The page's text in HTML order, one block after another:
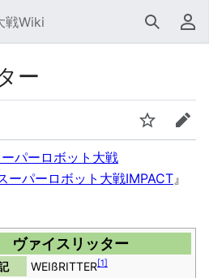
戦Wiki 検索 利
ー
ウォッチ編集
パーロボット大戦
ーパーロボット大戦IMPACT』
ヴァイスリッター
WEIßRITTER[1